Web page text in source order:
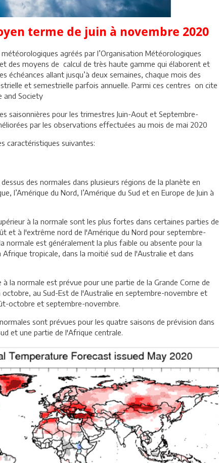
terme de juin à novembre 2020
agréés par l’Organisation Météorologiques
des moyens de calcul de très haute gamme qui élaborent et
échéances allant jusqu’à deux semaines, chaque mois des
et semestrielle parfois annuelle. Parmi ces centres on cite
and Society
saisonnières pour les trimestres Juin-Aout et Septembre-
par les observations effectuées au mois de mai 2020
caractéristiques suivantes:
des normales dans plusieurs régions de la planète en
l’Amérique du Nord, l’Amérique du Sud et en Europe de Juin à
à la normale sont les plus fortes dans certaines parties de
et à l'extrême nord de l'Amérique du Nord pour septembre-
normale est généralement la plus faible ou absente pour la
tropicale, dans la moitié sud de l'Australie et dans
la normale est prévue pour une partie de la Grande Corne de
au Sud-Est de l'Australie en septembre-novembre et
octobre et septembre-novembre.
sont prévues pour les quatre saisons de prévision dans
et une partie de l'Afrique centrale.